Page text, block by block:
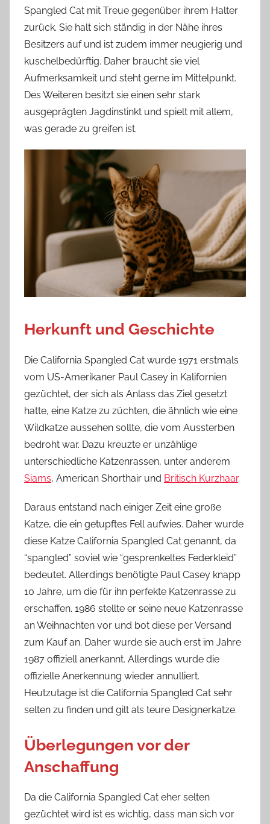
Spangled Cat mit Treue gegenüber ihrem Halter
zurück. Sie halt sich ständig in der Nähe ihres
Besitzers auf und ist zudem immer neugierig und
kuschelbedürftig. Daher braucht sie viel
Aufmerksamkeit und steht gerne im Mittelpunkt.
Des Weiteren besitzt sie einen sehr stark
ausgeprägten Jagdinstinkt und spielt mit allem,
was gerade zu greifen ist.
Herkunft und Geschichte
Die California Spangled Cat wurde 1971 erstmals
vom US-Amerikaner Paul Casey in Kalifornien
gezüchtet, der sich als Anlass das Ziel gesetzt
hatte, eine Katze zu züchten, die ähnlich wie eine
Wildkatze aussehen sollte, die vom Aussterben
bedroht war. Dazu kreuzte er unzählige
unterschiedliche Katzenrassen, unter anderem
Siams, American Shorthair und Britisch Kurzhaar.
Daraus entstand nach einiger Zeit eine große
Katze, die ein getupftes Fell aufwies. Daher wurde
diese Katze California Spangled Cat genannt, da
“spangled” soviel wie “gesprenkeltes Federkleid”
bedeutet. Allerdings benötigte Paul Casey knapp
10 Jahre, um die für ihn perfekte Katzenrasse zu
erschaffen. 1986 stellte er seine neue Katzenrasse
an Weihnachten vor und bot diese per Versand
zum Kauf an. Daher wurde sie auch erst im Jahre
1987 offiziell anerkannt. Allerdings wurde die
offizielle Anerkennung wieder annulliert.
Heutzutage ist die California Spangled Cat sehr
selten zu finden und gilt als teure Designerkatze.
Überlegungen vor der
Anschaffung
Da die California Spangled Cat eher selten
gezüchtet wird ist es wichtig, dass man sich vor